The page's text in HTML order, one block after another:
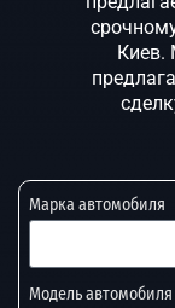
Киев.
Марка автомобиля
Модель автомобиля